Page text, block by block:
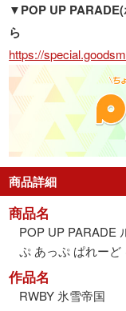
▼POP UP PARADE(
ら
https://
商品詳細
商品名
POP UP PARADE
ぷ あっぷ ぱれー
作品名
RWBY 氷雪帝国